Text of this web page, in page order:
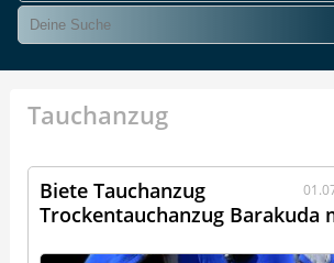
Tauchanzug
Biete Tauchanzug
Trockentauchanzug Barakuda